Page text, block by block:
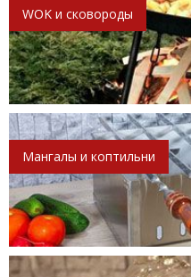
WOK и сковороды
Мангалы и коптильни